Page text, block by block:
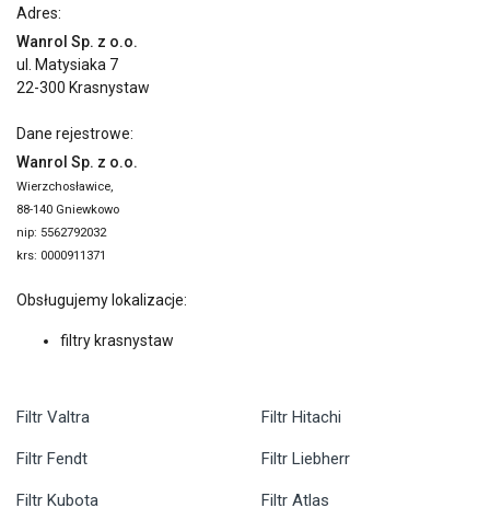
Adres:
Wanrol Sp. z o.o.
ul. Matysiaka 7
22-300 Krasnystaw
Dane rejestrowe:
Wanrol Sp. z o.o.
Wierzchosławice,
88-140 Gniewkowo
nip: 5562792032
krs: 0000911371
Obsługujemy lokalizacje:
filtry krasnystaw
Filtr Valtra
Filtr Fendt
Filtr Kubota
Filtr Hitachi
Filtr Liebherr
Filtr Atlas